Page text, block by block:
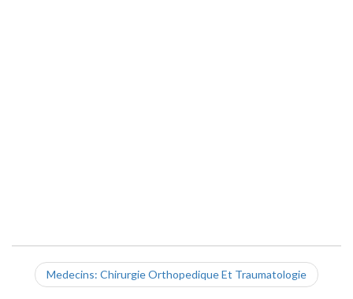
Medecins: Chirurgie Orthopedique Et Traumatologie